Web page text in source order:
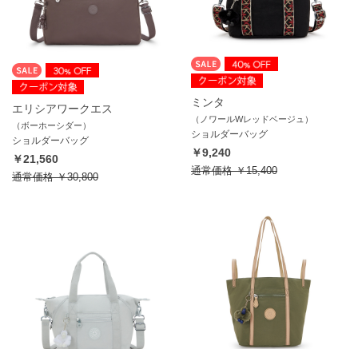
エリシアワークエス
（ボーホーシダー）
ショルダーバッグ
￥21,560
通常価格￥30,800
ミンタ
（ノワールWレッドベージュ）
ショルダーバッグ
￥9,240
通常価格￥15,400